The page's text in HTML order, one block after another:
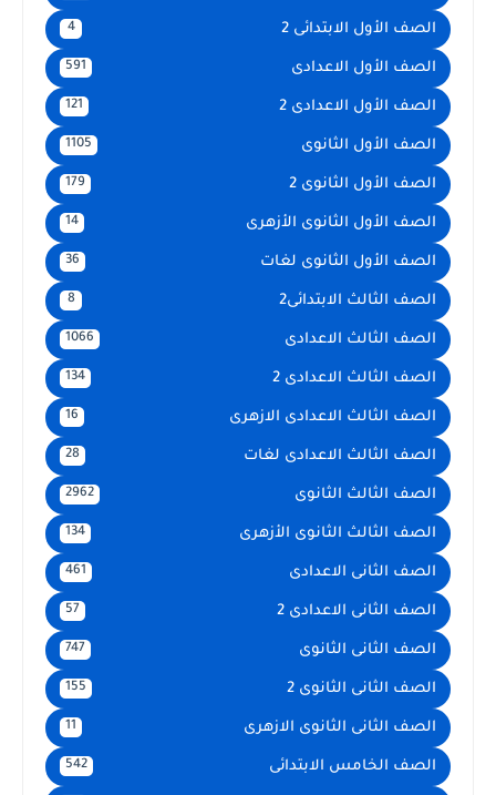
الصف الأول الابتدائى 2 4
الصف الأول الاعدادى 591
الصف الأول الاعدادى 2 121
الصف الأول الثانوى 1105
الصف الأول الثانوى 2 179
الصف الأول الثانوى الأزهرى 14
الصف الأول الثانوى لغات 36
الصف الثالث الابتدائى2 8
الصف الثالث الاعدادى 1066
الصف الثالث الاعدادى 2 134
الصف الثالث الاعدادى الازهرى 16
الصف الثالث الاعدادى لغات 28
الصف الثالث الثانوى 2962
الصف الثالث الثانوى الأزهرى 134
الصف الثانى الاعدادى 461
الصف الثانى الاعدادى 2 57
الصف الثانى الثانوى 747
الصف الثانى الثانوى 2 155
الصف الثانى الثانوى الازهرى 11
الصف الخامس الابتدائى 542